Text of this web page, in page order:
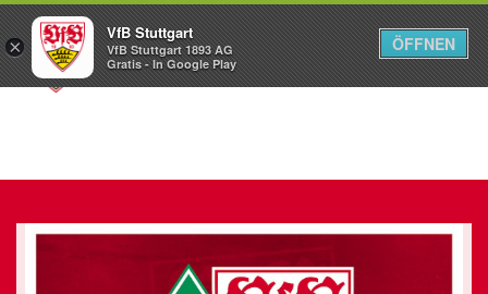
Menü
×
VfB Stuttgart
VfB Stuttgart 1893 AG
Gratis - In Google Play
ÖFFNEN